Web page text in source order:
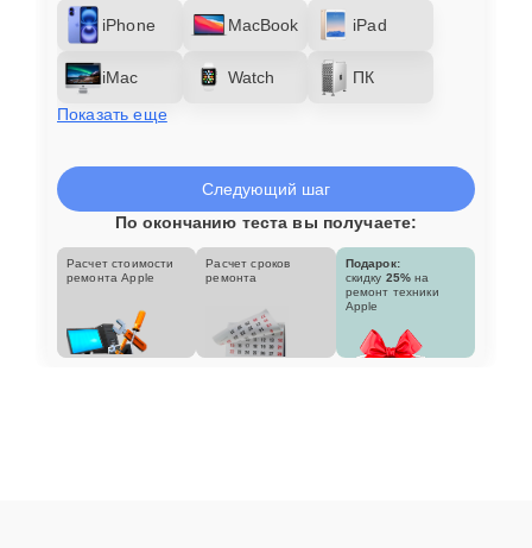
iPhone MacBook iPad
iMac Watch
ПК
Показать еще
Следующий шаг
По окончанию теста вы получаете:
Расчет стоимости
ремонта Apple
Расчет сроков
ремонта
Подарок:
скидку 25% на
ремонт техники
Apple